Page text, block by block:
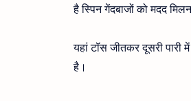
है स्पिन गेंदबाजों को मदद
यहां टॉस जीतकर दूसरी पारी
है।